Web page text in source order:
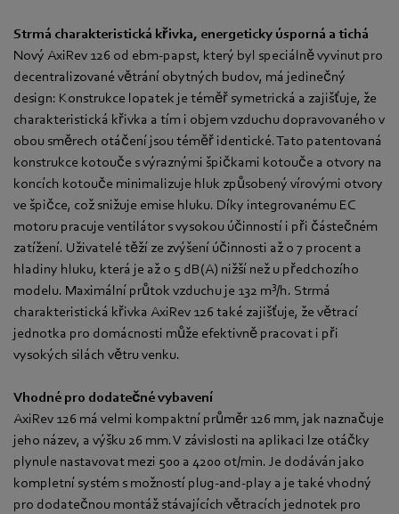
Strmá charakteristická křivka, energeticky úsporná a tichá
Nový AxiRev 126 od ebm-papst, který byl speciálně vyvinut pro
decentralizované větrání obytných budov, má jedinečný
design: Konstrukce lopatek je téměř symetrická a zajišťuje, že
charakteristická křivka a tím i objem vzduchu dopravovaného v
obou směrech otáčení jsou téměř identické. Tato patentovaná
konstrukce kotouče s výraznými špičkami kotouče a otvory na
koncích kotouče minimalizuje hluk způsobený vírovými otvory
ve špičce, což snižuje emise hluku. Díky integrovanému EC
motoru pracuje ventilátor s vysokou účinností i při částečném
zatížení. Uživatelé těží ze zvýšení účinnosti až o 7 procent a
hladiny hluku, která je až o 5 dB(A) nižší než u předchozího
modelu. Maximální průtok vzduchu je 132 m3/h. Strmá
charakteristická křivka AxiRev 126 také zajišťuje, že větrací
jednotka pro domácnosti může efektivně pracovat i při
vysokých silách větru venku.
Vhodné pro dodatečné vybavení
AxiRev 126 má velmi kompaktní průměr 126 mm, jak naznačuje
jeho název, a výšku 26 mm. V závislosti na aplikaci lze otáčky
plynule nastavovat mezi 500 a 4200 ot/min. Je dodáván jako
kompletní systém s možností plug-and-play a je také vhodný
pro dodatečnou montáž stávajících větracích jednotek pro